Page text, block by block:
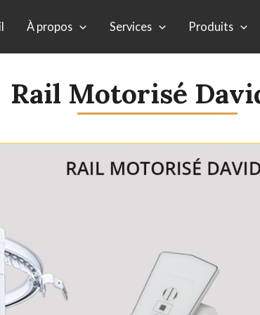
À propos Services Produits
Rail Motorisé